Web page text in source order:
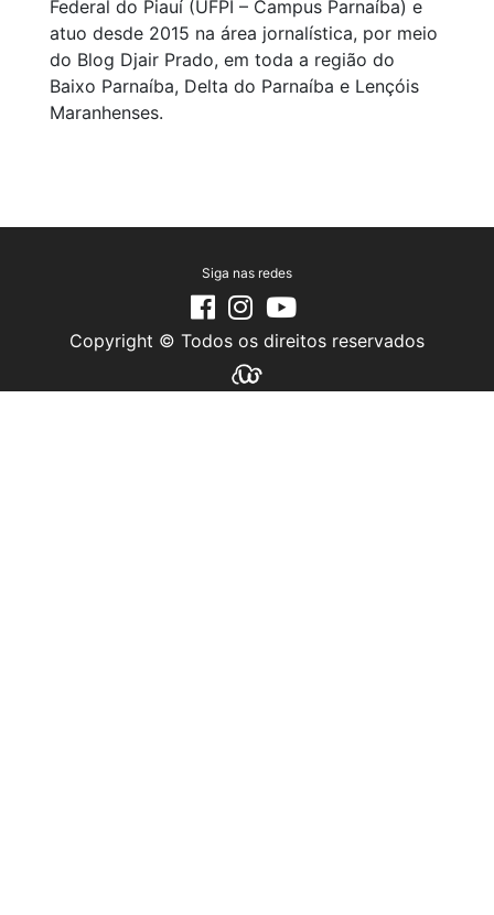
Federal do Piauí (UFPI – Campus Parnaíba) e
atuo desde 2015 na área jornalística, por meio
do Blog Djair Prado, em toda a região do
Baixo Parnaíba, Delta do Parnaíba e Lençóis
Maranhenses.
Siga nas redes
Copyright © Todos os direitos reservados